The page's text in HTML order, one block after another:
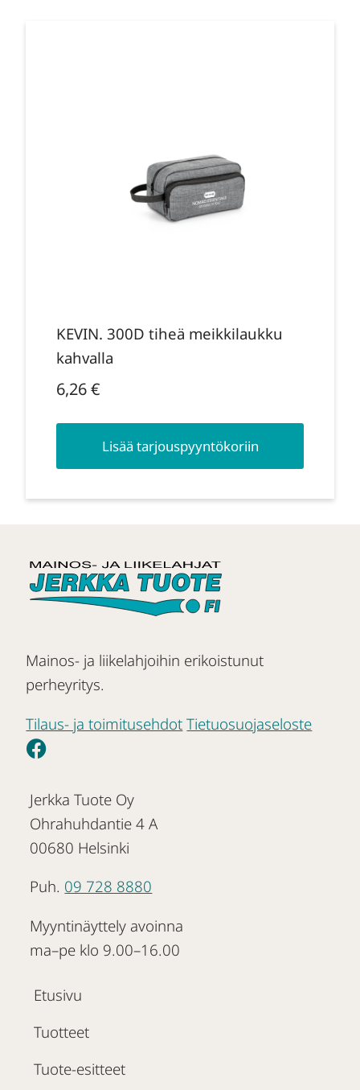
KEVIN. 300D tiheä meikkilaukku
kahvalla
6,26€
Lisää tarjouspyyntökoriin
Mainos- ja liikelahjoihin erikoistunut
perheyritys.
Tilaus- ja toimitusehdot Tietuosuojaseloste
Jerkka Tuote Oy
Ohrahuhdantie 4 A
00680 Helsinki
Puh. 09 728 8880
Myyntinäyttely avoinna
ma–pe klo 9.00–16.00
Etusivu
Tuotteet
Tuote-esitteet